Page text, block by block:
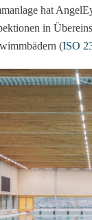
hat
in
(ISO